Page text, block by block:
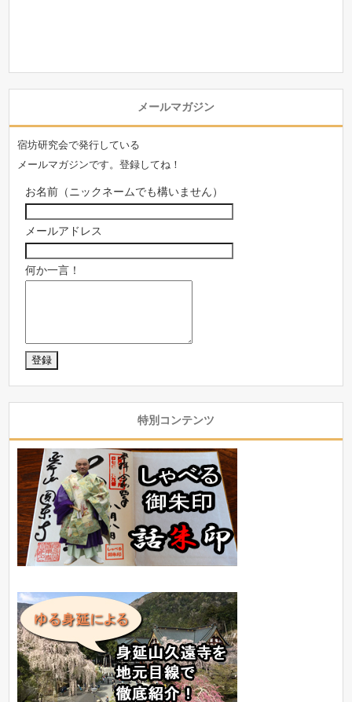
メールマガジン
宿坊研究会で発行している
メールマガジンです。登録してね！
お名前（ニックネームでも構いません）
メールアドレス
何か一言！
特別コンテンツ